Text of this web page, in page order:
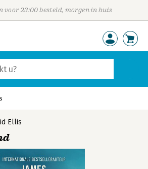
voor 23:00 besteld, morgen in huis
Ellis